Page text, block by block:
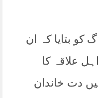
بتایا کہ ان
علاقہ کا
دت خاندان